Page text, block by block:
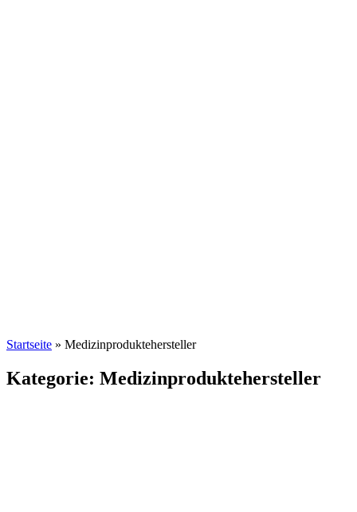
Startseite » Medizinproduktehersteller
Kategorie: Medizinproduktehersteller